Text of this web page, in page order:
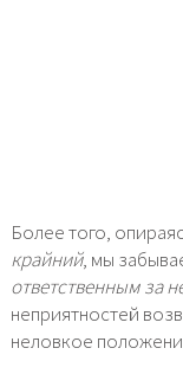
Более того,
крайний, мы
ответственным за
неприятностей
неловкое